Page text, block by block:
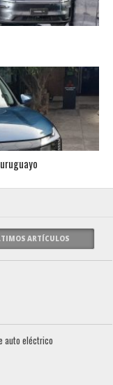
ARTÍCULOS
auto eléctrico